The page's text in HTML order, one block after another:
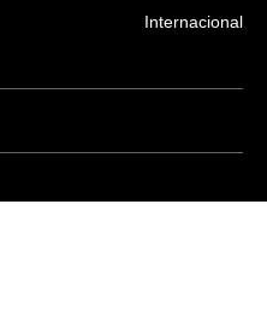
Internacional